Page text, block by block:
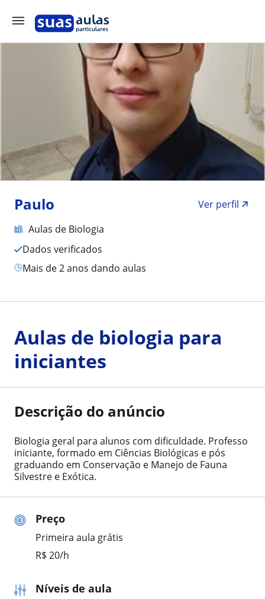
Paulo
Ver perfil
Aulas de Biologia
Dados verificados
mais de 2 anos dando aulas
Preço
Primeira aula grátis
R$ 20/h
Níveis de aula
Aulas de biologia para
iniciantes
Descrição do anúncio
Biologia geral para alunos com dificuldade. Professo
iniciante, formado em Ciências Biológicas e pós
graduando em Conservação e Manejo de Fauna
Silvestre e Exótica.